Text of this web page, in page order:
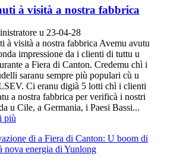
à visità a nostra fabbrica
u 23-04-28
à visità a nostra fabbrica Avemu avutu
impressione da i clienti di tuttu u
a Fiera di Canton. Credemu chì i
saranu sempre più populari cù u
Ci eranu digià 5 lotti chì i clienti
a nostra fabbrica per verificà i nostri
u Cile, a Germania, i Paesi Bassi...
più